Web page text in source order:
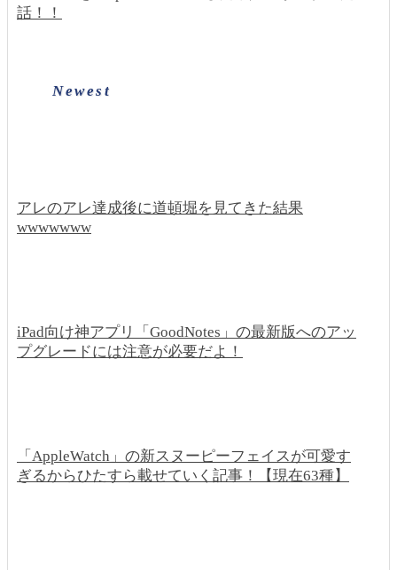
話！！
Newest
アレのアレ達成後に道頓堀を見てきた結果
wwwwwww
iPad向け神アプリ「GoodNotes」の最新版へのアッ
プグレードには注意が必要だよ！
「AppleWatch」の新スヌーピーフェイスが可愛す
ぎるからひたすら載せていく記事！【現在63種】